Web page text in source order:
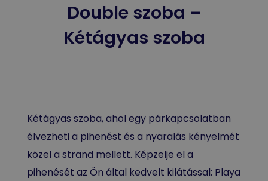
Double szoba –
Kétágyas szoba
Kétágyas szoba, ahol egy párkapcsolatban
élvezheti a pihenést és a nyaralás kényelmét
közel a strand mellett. Képzelje el a
pihenését az Ön által kedvelt kilátással: Playa